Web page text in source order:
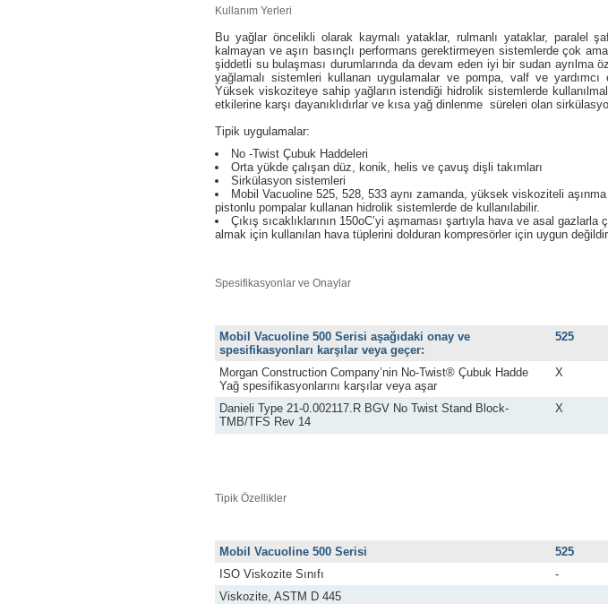
Kullanım Yerleri
Bu yağlar öncelikli olarak kaymalı yataklar, rulmanlı yataklar, paralel
kalmayan ve aşırı basınçlı performans gerektirmeyen sistemlerde çok
şiddetli su bulaşması durumlarında da devam eden iyi bir sudan
yağlamalı sistemleri kullanan uygulamalar ve pompa, valf ve yardımcı
Yüksek viskoziteye sahip yağların istendiği hidrolik sistemlerde
etkilerine karşı dayanıklıdırlar ve kısa yağ dinlenme süreleri olan
Tipik uygulamalar:
No -Twist Çubuk Haddeleri
Orta yükde çalışan düz, konik, helis ve çavuş dişli takımları
Sirkülasyon sistemleri
Mobil Vacuoline 525, 528, 533 aynı zamanda, yüksek viskoziteli
pistonlu pompalar kullanan hidrolik sistemlerde de kullanılabilir.
Çıkış sıcaklıklarının 150oC’yi aşmaması şartıyla hava ve asal
almak için kullanılan hava tüplerini dolduran kompresörler için uygun
Spesifikasyonlar ve Onaylar
Mobil Vacuoline 500 Serisi aşağıdaki onay ve
spesifikasyonları karşılar veya geçer:
525
Morgan Construction Company’nin No-Twist® Çubuk Hadde
Yağ spesifikasyonlarını karşılar veya aşar
X
Danieli Type 21-0.002117.R BGV No Twist Stand Block-
TMB/TFS Rev 14
X
Tipik Özellikler
Mobil Vacuoline 500 Serisi 525
ISO Viskozite Sınıfı
-
Viskozite, ASTM D 445